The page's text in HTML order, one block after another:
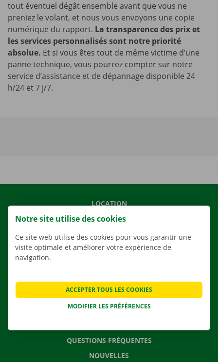
tout éventuel dégât ensemble avant que vous ne
preniez le volant, et nous vous envoyons une copie
numérique du rapport. La transparence des prix et
les services personnalisés sont notre priorité
absolue. Et si vous êtes tout de même victime d’une
panne technique, vous pourrez compter sur notre
service d’assistance et de dépannage disponible 24
h/24 et 7 j/7.
LOCATION
NOS VÉHICULES
NOS SERVICES
AGENCES
QUESTIONS FRÉQUENTES
NOUVELLES
Notre site utilise des cookies
Ce site web utilise des cookies pour vous garantir une
visite optimale et améliorer votre expérience de
navigation.
MODIFIER LES PRÉFÉRENCES
ACCEPTER TOUS LES COOKIES